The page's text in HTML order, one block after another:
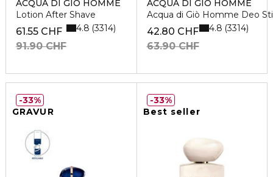
ACQUA DI GIÒ HOMME
Lotion After Shave
61.55 CHF
91.90 CHF
4.8 3314
ACQUA DI GIÒ HOMME
Acqua di Giò Homme Deo
42.80 CHF
63.90 CHF
4.8 3314
GRAVUR
33%
Best seller
33%